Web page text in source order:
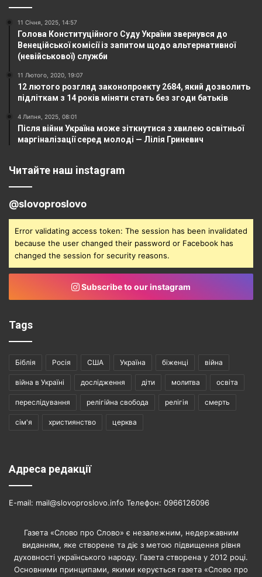
11 Січня, 2025, 14:57
Голова Конституційного Суду України звернувся до
Венеційської комісії із запитом щодо альтернативної
(невійськової) служби
11 Лютого, 2020, 19:07
12 лютого розгляд законопроекту 2684, який дозволить
підліткам з 14 років міняти стать без згоди батьків
4 Липня, 2025, 08:01
Після війни Україна може зіткнутися з хвилею освітньої
маргіналізації серед молоді — Лілія Гриневич
Читайте наш instagram
@slovoproslovo
Error validating access token: The session has been invalidated
because the user changed their password or Facebook has
changed the session for security reasons.
Subscribe to our instagram
Tags
Біблія Росія США Україна біженці війна
війна в Україні дослідження діти молитва освіта
переслідування релігійна свобода релігія смерть
сім'я християнство церква
Адреса редакції
E-mail: mail@slovoproslovo.info Телефон: 0966126096
Газета «Слово про Слово» є незалежним, недержавним
виданням, яке створене та діє з метою підвищення рівня
духовності українського народу. Газета створена у 2012 році.
Основними принципами, якими керується газета «Слово про